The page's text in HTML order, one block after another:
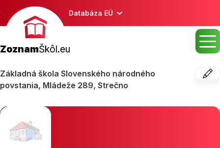
Databáza EÚ
ZoznamŠkôl.eu
Základná škola Slovenského národného
povstania, Mládeže 289, Strečno